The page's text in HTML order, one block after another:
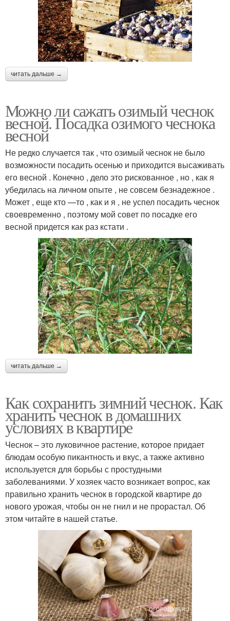
читать дальше →
Можно ли сажать озимый чеснок
весной. Посадка озимого чеснока
весной
Не редко случается так , что озимый чеснок не было
возможности посадить осенью и приходится высаживать
его весной . Конечно , дело это рискованное , но , как я
убедилась на личном опыте , не совсем безнадежное .
Может , еще кто —то , как и я , не успел посадить чеснок
своевременно , поэтому мой совет по посадке его
весной придется как раз кстати .
читать дальше →
Как сохранить зимний чеснок. Как
хранить чеснок в домашних
условиях в квартире
Чеснок – это луковичное растение, которое придает
блюдам особую пикантность и вкус, а также активно
используется для борьбы с простудными
заболеваниями. У хозяек часто возникает вопрос, как
правильно хранить чеснок в городской квартире до
нового урожая, чтобы он не гнил и не прорастал. Об
этом читайте в нашей статье.